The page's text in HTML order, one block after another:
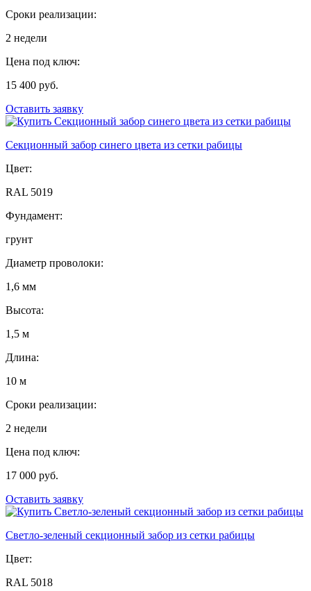
Сроки реализации:
2 недели
Цена под ключ:
15 400 руб.
Оставить заявку
Секционный забор синего цвета из сетки рабицы
Цвет:
RAL 5019
Фундамент:
грунт
Диаметр проволоки:
1,6 мм
Высота:
1,5 м
Длина:
10 м
Сроки реализации:
2 недели
Цена под ключ:
17 000 руб.
Оставить заявку
Светло-зеленый секционный забор из сетки рабицы
Цвет:
RAL 5018